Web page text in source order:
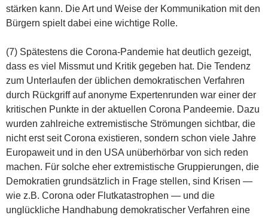
stärken kann. Die Art und Weise der Kommunikation mit den
Bürgern spielt dabei eine wichtige Rolle.
(7) Spätestens die Corona-Pandemie hat deutlich gezeigt,
dass es viel Missmut und Kritik gegeben hat. Die Tendenz
zum Unterlaufen der üblichen demokratischen Verfahren
durch Rückgriff auf anonyme Expertenrunden war einer der
kritischen Punkte in der aktuellen Corona Pandeemie. Dazu
wurden zahlreiche extremistische Strömungen sichtbar, die
nicht erst seit Corona existieren, sondern schon viele Jahre
Europaweit und in den USA unüberhörbar von sich reden
machen. Für solche eher extremistische Gruppierungen, die
Demokratien grundsätzlich in Frage stellen, sind Krisen —
wie z.B. Corona oder Flutkatastrophen — und die
unglückliche Handhabung demokratischer Verfahren eine